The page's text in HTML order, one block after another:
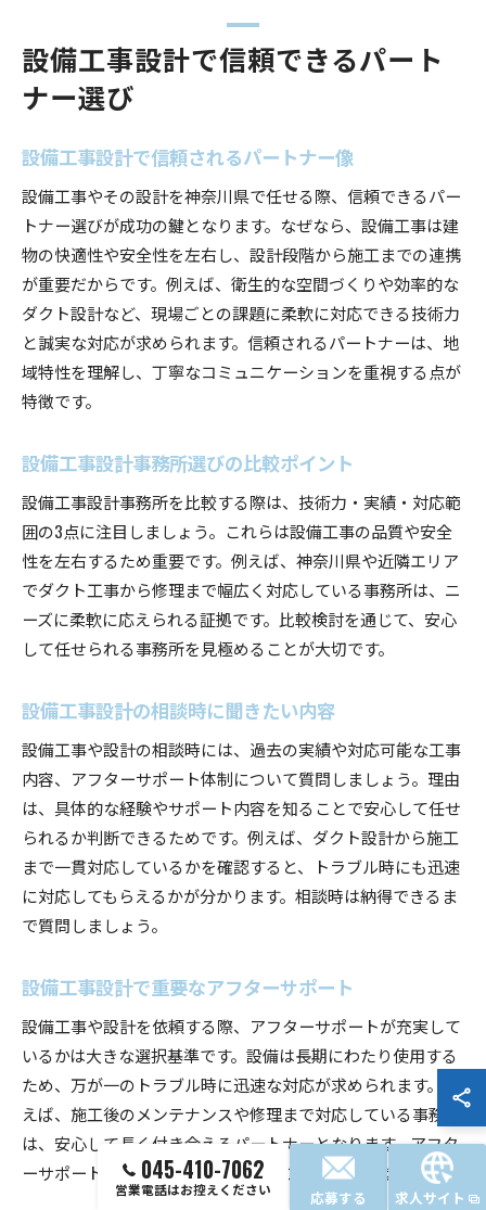
設備工事設計で信頼できるパート
ナー選び
設備工事設計で信頼されるパートナー像
設備工事やその設計を神奈川県で任せる際、信頼できるパー
トナー選びが成功の鍵となります。なぜなら、設備工事は建
物の快適性や安全性を左右し、設計段階から施工までの連携
が重要だからです。例えば、衛生的な空間づくりや効率的な
ダクト設計など、現場ごとの課題に柔軟に対応できる技術力
と誠実な対応が求められます。信頼されるパートナーは、地
域特性を理解し、丁寧なコミュニケーションを重視する点が
特徴です。
設備工事設計事務所選びの比較ポイント
設備工事設計事務所を比較する際は、技術力・実績・対応範
囲の3点に注目しましょう。これらは設備工事の品質や安全
性を左右するため重要です。例えば、神奈川県や近隣エリア
でダクト工事から修理まで幅広く対応している事務所は、ニ
ーズに柔軟に応えられる証拠です。比較検討を通じて、安心
して任せられる事務所を見極めることが大切です。
設備工事設計の相談時に聞きたい内容
設備工事や設計の相談時には、過去の実績や対応可能な工事
内容、アフターサポート体制について質問しましょう。理由
は、具体的な経験やサポート内容を知ることで安心して任せ
られるか判断できるためです。例えば、ダクト設計から施工
まで一貫対応しているかを確認すると、トラブル時にも迅速
に対応してもらえるかが分かります。相談時は納得できるま
で質問しましょう。
設備工事設計で重要なアフターサポート
設備工事や設計を依頼する際、アフターサポートが充実して
いるかは大きな選択基準です。設備は長期にわたり使用する
ため、万が一のトラブル時に迅速な対応が求められます。例
えば、施工後のメンテナンスや修理まで対応している事務所
は、安心して長く付き合えるパートナーとなります。アフタ
ーサポートの内容を事前に確認することが大切です。
045-410-7062
営業電話はお控えください 応募する 求人サイト